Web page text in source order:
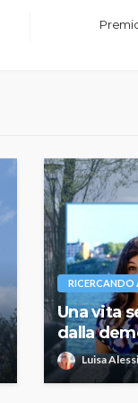
RICERCANDO
Una vita
dalla
Luisa